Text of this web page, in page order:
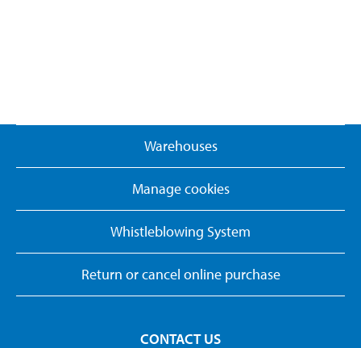
Warehouses
Manage cookies
Whistleblowing System
Return or cancel online purchase
CONTACT US